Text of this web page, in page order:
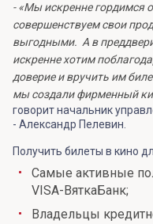
- «Мы искренне гордимся
совершенствуем свои
выгодными. А в
искренне хотим
доверие и вручить им
мы создали фирменный
говорит начальник
- Александр Пелевин.
Получить билеты в кино
Cамые активные
VISA-ВяткаБанк;
Владельцы